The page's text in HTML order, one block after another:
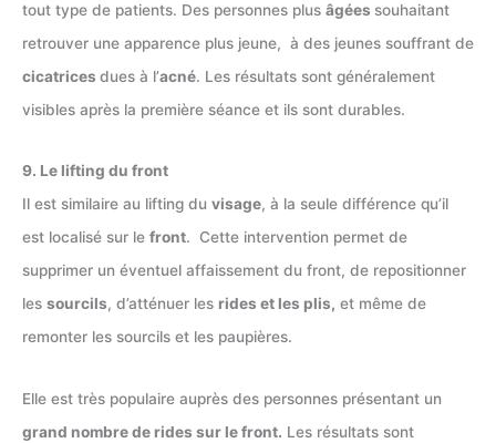
tout type de patients. Des personnes plus âgées souhaitant
retrouver une apparence plus jeune, à des jeunes souffrant de
cicatrices dues à l’acné. Les résultats sont généralement
visibles après la première séance et ils sont durables.
9. Le lifting du front
Il est similaire au lifting du visage, à la seule différence qu’il
est localisé sur le front. Cette intervention permet de
supprimer un éventuel affaissement du front, de repositionner
les sourcils, d’atténuer les rides et les plis, et même de
remonter les sourcils et les paupières.
Elle est très populaire auprès des personnes présentant un
grand nombre de rides sur le front. Les résultats sont